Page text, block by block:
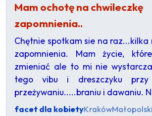
Mam ochotę na chwileczkę
zapomnienia..
Chętnie spotkam sie na raz...kilka
zapomnienia. Mam życie,
zmieniać ale to mi nie
tego vibu i dreszczyku przy
przeżywaniu.....braniu i dawaniu.
facet dla kobietyKraków